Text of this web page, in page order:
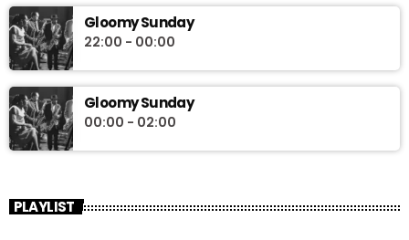
Gloomy Sunday
22:00 - 00:00
Gloomy Sunday
00:00 - 02:00
PLAYLIST